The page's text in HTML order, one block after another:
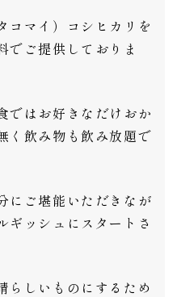
コマイ）コシヒカリを
でご提供しておりま
ではお好きなだけおか
く飲み物も飲み放題で
にご堪能いただきなが
ギッシュにスタートさ
らしいものにするため